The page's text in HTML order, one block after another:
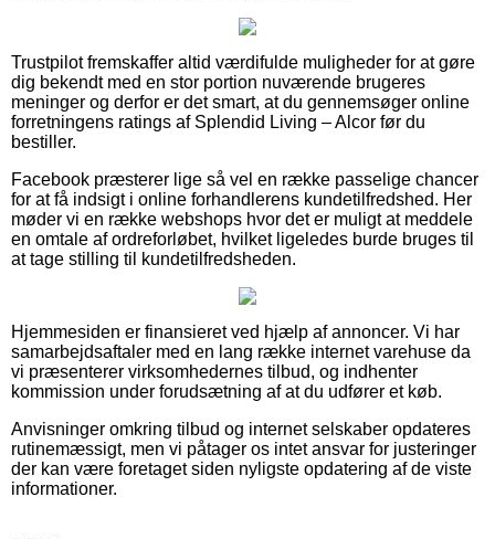
Trustpilot fremskaffer altid værdifulde muligheder for at gøre
dig bekendt med en stor portion nuværende brugeres
meninger og derfor er det smart, at du gennemsøger online
forretningens ratings af Splendid Living – Alcor før du
bestiller.
Facebook præsterer lige så vel en række passelige chancer
for at få indsigt i online forhandlerens kundetilfredshed. Her
møder vi en række webshops hvor det er muligt at meddele
en omtale af ordreforløbet, hvilket ligeledes burde bruges til
at tage stilling til kundetilfredsheden.
Hjemmesiden er finansieret ved hjælp af annoncer. Vi har
samarbejdsaftaler med en lang række internet varehuse da
vi præsenterer virksomhedernes tilbud, og indhenter
kommission under forudsætning af at du udfører et køb.
Anvisninger omkring tilbud og internet selskaber opdateres
rutinemæssigt, men vi påtager os intet ansvar for justeringer
der kan være foretaget siden nyligste opdatering af de viste
informationer.